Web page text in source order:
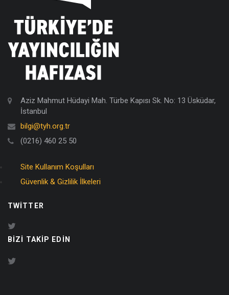
Aziz Mahmut Hüdayi Mah. Türbe Kapısı Sk. No: 13 Üsküdar,
İstanbul
bilgi@tyh.org.tr
(0216) 460 25 50
Site Kullanım Koşulları
Güvenlik & Gizlilik İlkeleri
TWITTER
BIZI TAKIP EDIN